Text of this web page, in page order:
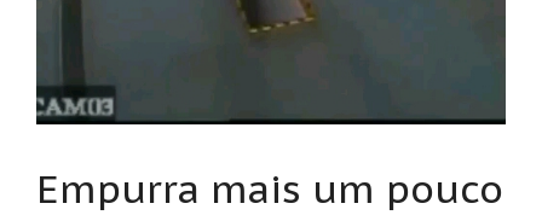
Empurra mais um pouco